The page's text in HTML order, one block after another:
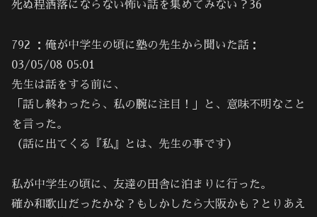
死ぬ程洒落にならない怖い話を集めてみない？36
792 ：俺が中学生の頃に塾の先生から聞いた話：
03/05/08 05:01
先生は話をする前に、
「話し終わったら、私の腕に注目！」と、意味不明なこと
を言った。
（話に出てくる『私』とは、先生の事です）
私が中学生の頃に、友達の田舎に泊まりに行った。
確か和歌山だったかな？もしかしたら大阪かも？とりあえ